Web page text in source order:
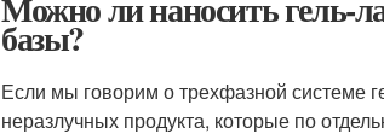
базы?
Если мы говорим о трехфазной системе
неразлучных продукта, которые по